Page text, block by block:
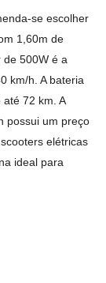
se escolher
1,60m de
500W é a
km/h. A bateria
72 km. A
possui um preço
elétricas
ideal para